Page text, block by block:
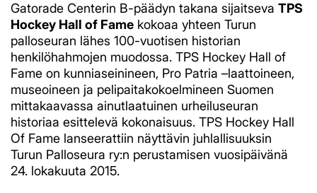
Gatorade Centerin B-päädyn takana sijaitseva TPS
Hockey Hall of Fame kokoaa yhteen Turun
palloseuran lähes 100-vuotisen historian
henkilöhahmojen muodossa. TPS Hockey Hall of
Fame on kunniaseinineen, Pro Patria –laattoineen,
museoineen ja pelipaitakokoelmineen Suomen
mittakaavassa ainutlaatuinen urheiluseuran
historiaa esittelevä kokonaisuus. TPS Hockey Hall
Of Fame lanseerattiin näyttävin juhlallisuuksin
Turun Palloseura ry:n perustamisen vuosipäivänä
24. lokakuuta 2015.